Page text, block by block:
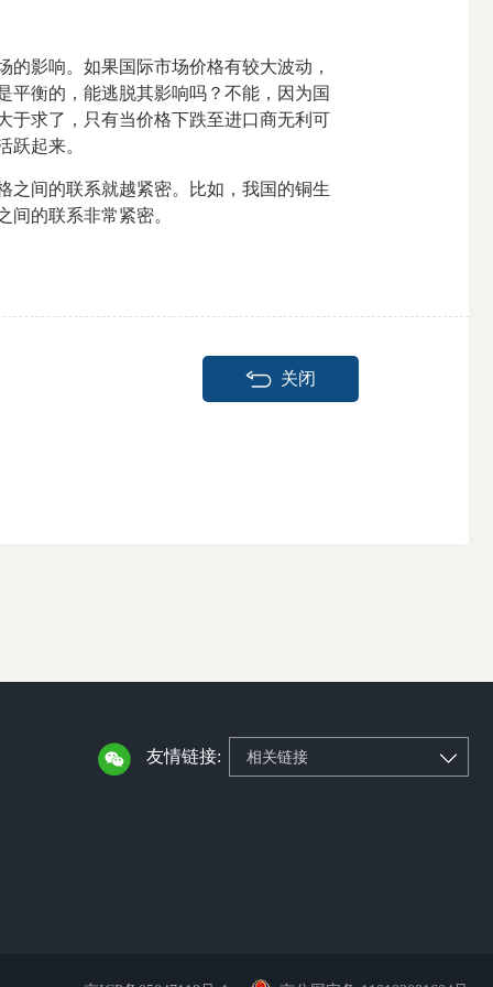
影响。如果国际市场价格有较大波动，
平衡的，能逃脱其影响吗？不能，因为国
于求了，只有当价格下跌至进口商无利可
跃起来。
间的联系就越紧密。比如，我国的铜生
间的联系非常紧密。
关闭
友情链接: 相关链接